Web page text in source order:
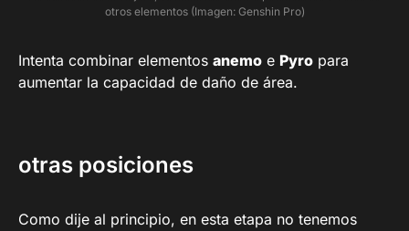
otros elementos (Imagen: Genshin Pro)
Intenta combinar elementos anemo e Pyro para
aumentar la capacidad de daño de área.
otras posiciones
Como dije al principio, en esta etapa no tenemos